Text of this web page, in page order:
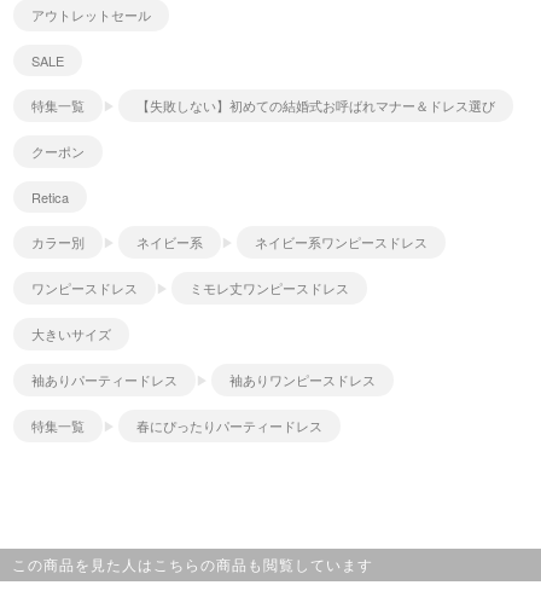
アウトレットセール
SALE
特集一覧 【失敗しない】初めての結婚式お呼ばれマナー＆ドレス選び
クーポン
Retica
カラー別 ネイビー系 ネイビー系ワンピースドレス
ワンピースドレス ミモレ丈ワンピースドレス
大きいサイズ
袖ありパーティードレス 袖ありワンピースドレス
特集一覧 春にぴったりパーティードレス
この商品を見た人はこちらの商品も閲覧しています